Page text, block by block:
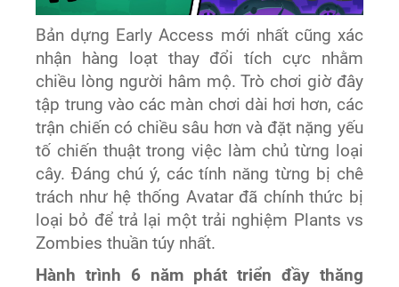
Bản dựng Early Access mới nhất cũng xác
nhận hàng loạt thay đổi tích cực nhằm
chiều lòng người hâm mộ. Trò chơi giờ đây
tập trung vào các màn chơi dài hơi hơn, các
trận chiến có chiều sâu hơn và đặt nặng yếu
tố chiến thuật trong việc làm chủ từng loại
cây. Đáng chú ý, các tính năng từng bị chê
trách như hệ thống Avatar đã chính thức bị
loại bỏ để trả lại một trải nghiệm Plants vs
Zombies thuần túy nhất.
Hành trình 6 năm phát triển đầy thăng